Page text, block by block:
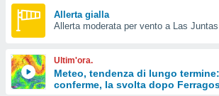
Web
le
Allerta gialla
Allerta moderata per vento a Las
Ultim'ora.
Meteo, tendenza di lungo
conferme, la svolta dopo